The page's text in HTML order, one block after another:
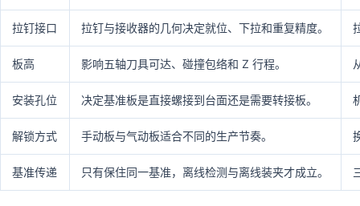
拉钉接口 拉钉与接收器的几何决定就位、下拉和重复精度。
板高 影响五轴刀具可达、碰撞包络和 Z 行程。
安装孔位 决定基准板是直接螺接到台面还是需要转接板。
解锁方式 手动板与气动板适合不同的生产节奏。
基准传递 只有保住同一基准，离线检测与离线装夹才成立。